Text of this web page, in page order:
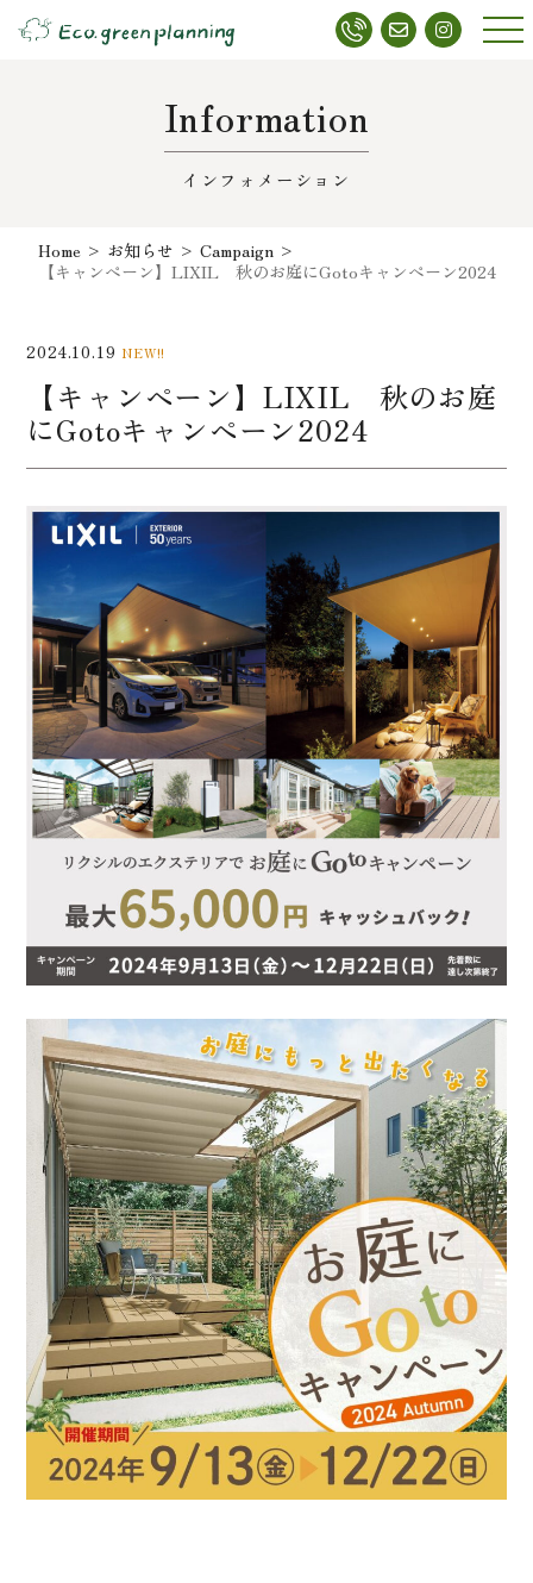
メニ
Information
インフォメーション
Home > お知らせ >Campaign >
【キャンペーン】LIXIL 秋のお庭にGotoキャンペーン2024
2024.10.19 NEW!!
【キャンペーン】LIXIL 秋のお庭
にGotoキャンペーン2024